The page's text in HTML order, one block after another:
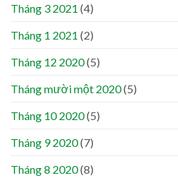
Tháng 3 2021 (4)
Tháng 1 2021 (2)
Tháng 12 2020(5)
Tháng mười một 2020(5)
Tháng 10 2020(5)
Tháng 9 2020(7)
Tháng 8 2020(8)